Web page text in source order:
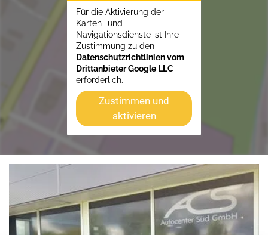
Für die Aktivierung der
Karten- und
Navigationsdienste ist Ihre
Zustimmung zu den
Datenschutzrichtlinien vom
Drittanbieter Google LLC
erforderlich.
Zustimmen und
aktivieren